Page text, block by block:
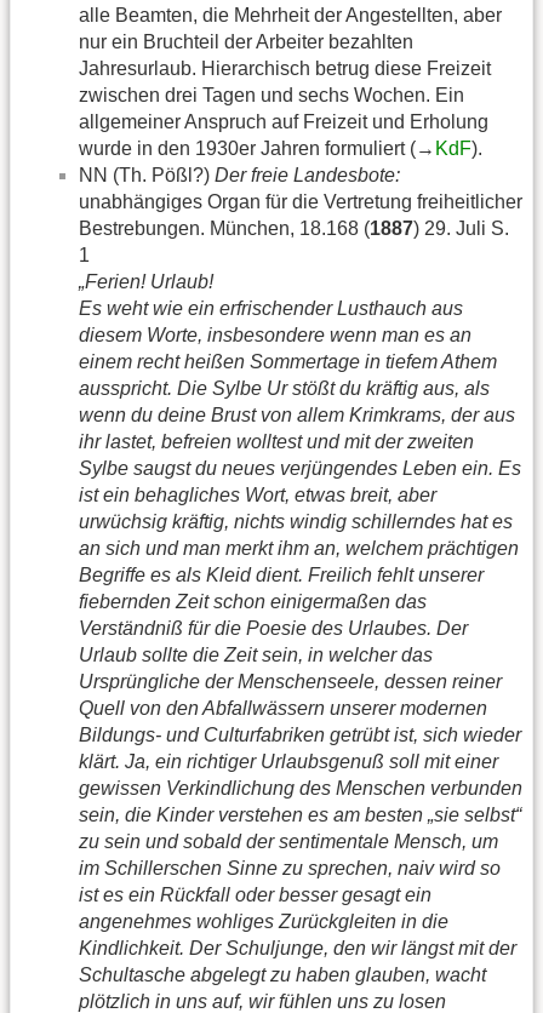
alle Beamten, die Mehrheit der Angestellten, aber
nur ein Bruchteil der Arbeiter bezahlten
Jahresurlaub. Hierarchisch betrug diese Freizeit
zwischen drei Tagen und sechs Wochen. Ein
allgemeiner Anspruch auf Freizeit und Erholung
wurde in den 1930er Jahren formuliert (→ KdF).
NN (Th. Pößl?) Der freie Landesbote:
unabhängiges Organ für die Vertretung freiheitlicher
Bestrebungen. München, 18.168 (1887) 29. Juli S.
1
„Ferien! Urlaub!
Es weht wie ein erfrischender Lusthauch aus
diesem Worte, insbesondere wenn man es an
einem recht heißen Sommertage in tiefem Athem
ausspricht. Die Sylbe Ur stößt du kräftig aus, als
wenn du deine Brust von allem Krimkrams, der aus
ihr lastet, befreien wolltest und mit der zweiten
Sylbe saugst du neues verjüngendes Leben ein. Es
ist ein behagliches Wort, etwas breit, aber
urwüchsig kräftig, nichts windig schillerndes hat es
an sich und man merkt ihm an, welchem prächtigen
Begriffe es als Kleid dient. Freilich fehlt unserer
fiebernden Zeit schon einigermaßen das
Verständniß für die Poesie des Urlaubes. Der
Urlaub sollte die Zeit sein, in welcher das
Ursprüngliche der Menschenseele, dessen reiner
Quell von den Abfallwässern unserer modernen
Bildungs- und Culturfabriken getrübt ist, sich wieder
klärt. Ja, ein richtiger Urlaubsgenuß soll mit einer
gewissen Verkindlichung des Menschen verbunden
sein, die Kinder verstehen es am besten „sie selbst“
zu sein und sobald der sentimentale Mensch, um
im Schillerschen Sinne zu sprechen, naiv wird so
ist es ein Rückfall oder besser gesagt ein
angenehmes wohliges Zurückgleiten in die
Kindlichkeit. Der Schuljunge, den wir längst mit der
Schultasche abgelegt zu haben glauben, wacht
plötzlich in uns auf, wir fühlen uns zu losen